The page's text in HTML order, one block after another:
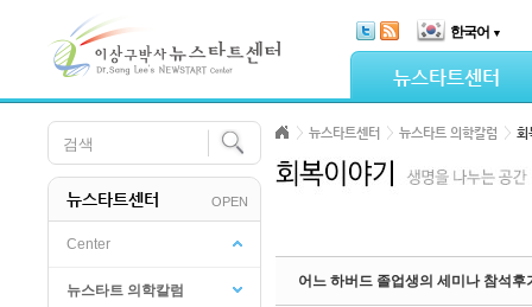
한국어 ▼
뉴스타트센터
뉴스타트센터 OPEN
Center
뉴스타트 의학칼럼
뉴스타트센터 뉴스타트 의학칼럼 회
어느 하버드 졸업생의 세미나 참석후
Sketchbook5, 스케치북5
Sketchbook5, 스케치북5